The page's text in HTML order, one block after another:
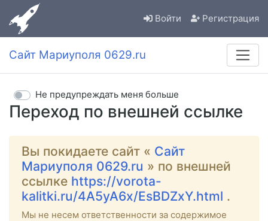
Войти Регистрация
Сайт Мариуполя 0629.ru
Переход по внешней ссылке
Не предупреждать меня больше
Вы покидаете сайт « Сайт
Мариуполя 0629.ru » по внешней
ссылке https://vorota-
kalitki.ru/4A5yA6x/EsBDZxY.html .
Мы не несем ответственности за содержимое